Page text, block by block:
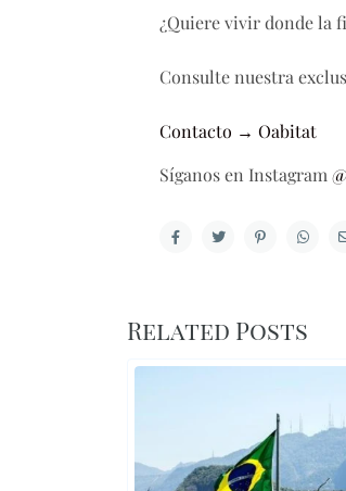
¿Quiere vivir donde la
Consulte nuestra
Contacto → Oabitat
Síganos en Instagram
Related Posts